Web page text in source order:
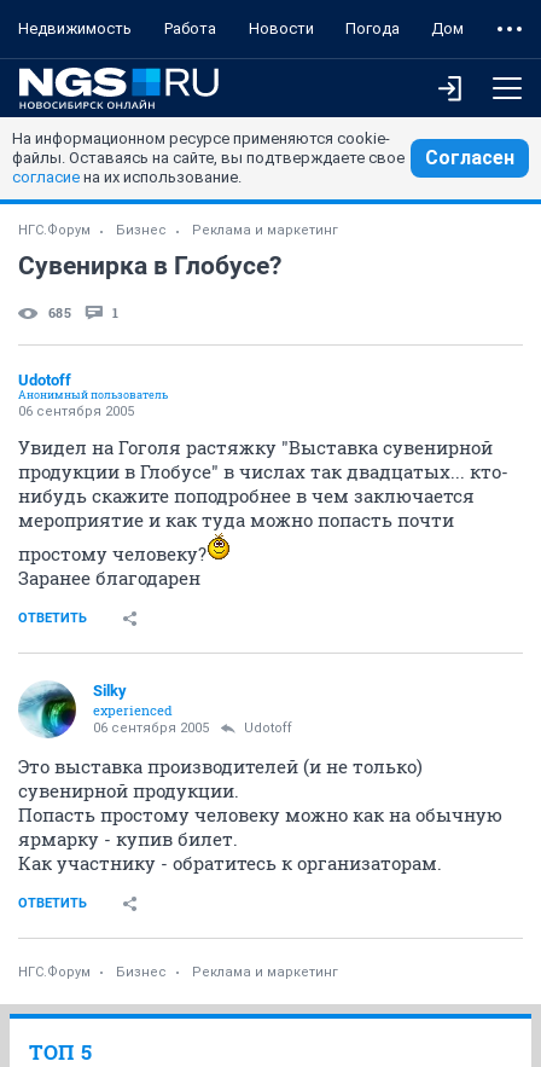
Недвижимость Работа Новости Погода Дом
На информационном ресурсе применяются cookie-
файлы. Оставаясь на сайте, вы подтверждаете свое
согласие на их использование.
Согласен
НГС.Форум Бизнес Реклама и маркетинг
Сувенирка в Глобусе?
685 1
Udotoff
Анонимный пользователь
06 сентября 2005
Увидел на Гоголя растяжку "Выставка сувенирной
продукции в Глобусе" в числах так двадцатых... кто-
нибудь скажите поподробнее в чем заключается
мероприятие и как туда можно попасть почти
простому человеку?
Заранее благодарен
ОТВЕТИТЬ
Silky
experienced
06 сентября 2005 Udotoff
Это выставка производителей (и не только)
сувенирной продукции.
Попасть простому человеку можно как на обычную
ярмарку - купив билет.
Как участнику - обратитесь к организаторам.
ОТВЕТИТЬ
НГС.Форум Бизнес Реклама и маркетинг
ТОП 5